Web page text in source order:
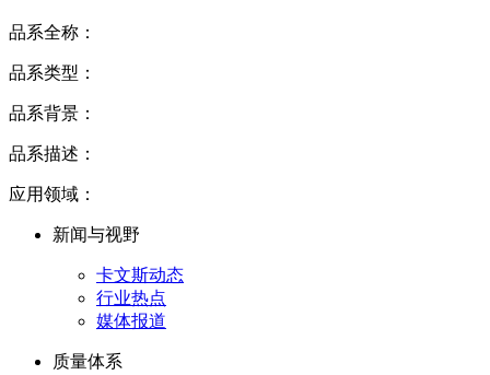
品系全称：
品系类型：
品系背景：
品系描述：
应用领域：
新闻与视野
卡文斯动态
行业热点
媒体报道
质量体系